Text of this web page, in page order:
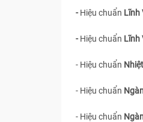
-Hiệu chuẩn Lĩnh
-Hiệu chuẩn Lĩnh
- Hiệu chuẩn
- Hiệu chuẩn
- Hiệu chuẩn